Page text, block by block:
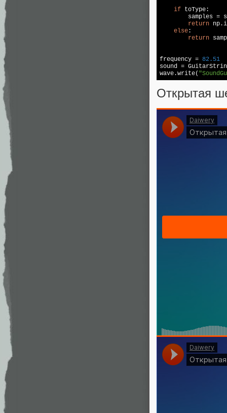
if toType:
samples =
return
else:
return
frequency = 82.51
sound =
wave.write(
Открытая